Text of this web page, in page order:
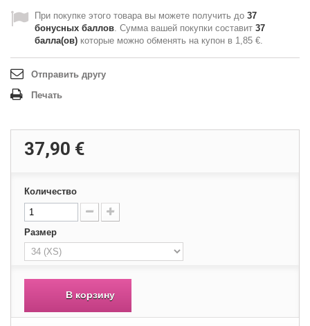
При покупке этого товара вы можете получить до 37
бонусных баллов. Сумма вашей покупки составит 37
балла(ов) которые можно обменять на купон в 1,85 €.
Отправить другу
Печать
37,90 €
Количество
Размер
В корзину